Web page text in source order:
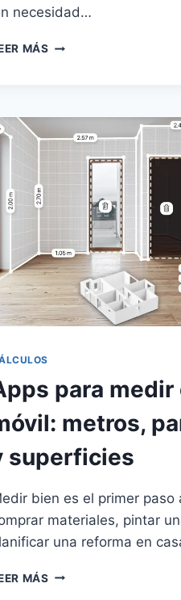
necesidad…
MÁS PARA
GRATIS
CONTROLAR
HOGAR
para medir
metros,
superficies
bien es el primer paso
materiales, pintar
una reforma en
MÁS APPS